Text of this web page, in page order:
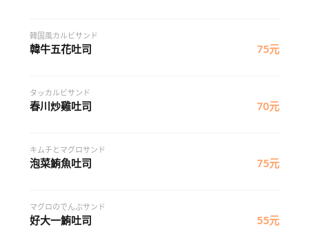
韓国風カルビサンド
韓牛五花吐司 75元
タッカルビサンド
春川炒雞吐司 70元
キムチとマグロサンド
泡菜鮪魚吐司 75元
マグロのでんぶサンド
好大一鮪吐司 55元